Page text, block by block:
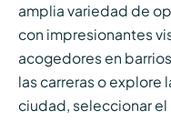
amplia variedad de
con impresionantes
acogedores en
las carreras o explore
ciudad, seleccionar